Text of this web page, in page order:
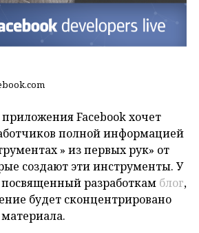
Facebook хочет
полной информацией
» из первых рук» от
создают эти инструменты. У
посвященный разработкам блог,
будет сконцентрировано